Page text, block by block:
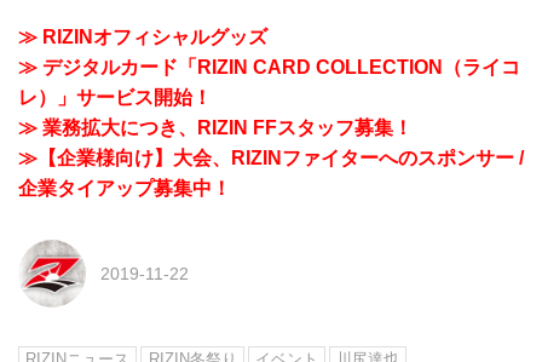
≫ RIZINオフィシャルグッズ
≫ デジタルカード「RIZIN CARD COLLECTION（ライコ
レ）」サービス開始！
≫ 業務拡大につき、RIZIN FFスタッフ募集！
≫【企業様向け】大会、RIZINファイターへのスポンサー /
企業タイアップ募集中！
2019-11-22